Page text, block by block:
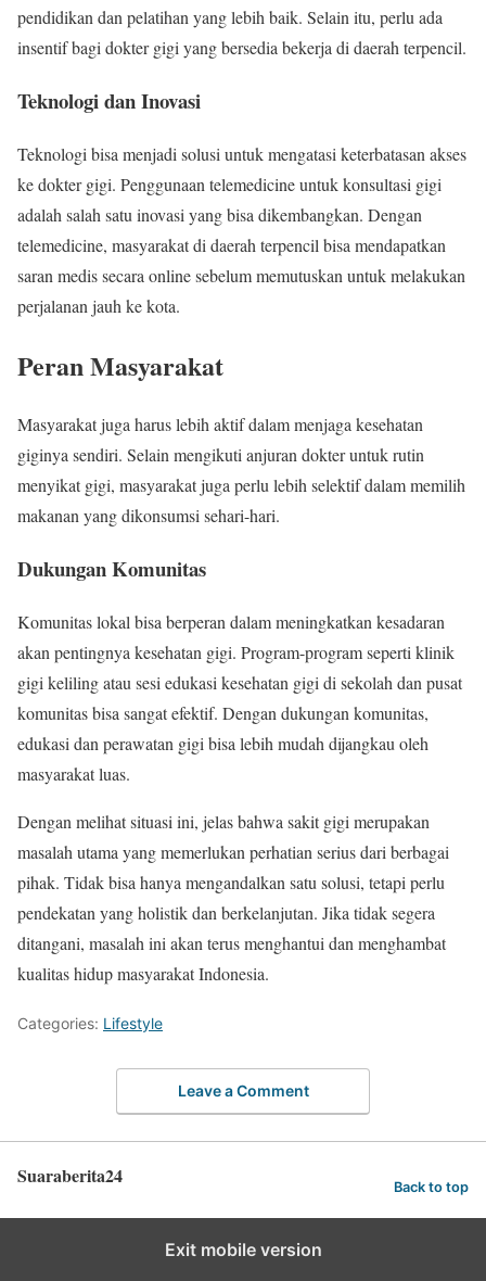
pendidikan dan pelatihan yang lebih baik. Selain itu, perlu ada
insentif bagi dokter gigi yang bersedia bekerja di daerah terpencil.
Teknologi dan Inovasi
Teknologi bisa menjadi solusi untuk mengatasi keterbatasan akses
ke dokter gigi. Penggunaan telemedicine untuk konsultasi gigi
adalah salah satu inovasi yang bisa dikembangkan. Dengan
telemedicine, masyarakat di daerah terpencil bisa mendapatkan
saran medis secara online sebelum memutuskan untuk melakukan
perjalanan jauh ke kota.
Peran Masyarakat
Masyarakat juga harus lebih aktif dalam menjaga kesehatan
giginya sendiri. Selain mengikuti anjuran dokter untuk rutin
menyikat gigi, masyarakat juga perlu lebih selektif dalam memilih
makanan yang dikonsumsi sehari-hari.
Dukungan Komunitas
Komunitas lokal bisa berperan dalam meningkatkan kesadaran
akan pentingnya kesehatan gigi. Program-program seperti klinik
gigi keliling atau sesi edukasi kesehatan gigi di sekolah dan pusat
komunitas bisa sangat efektif. Dengan dukungan komunitas,
edukasi dan perawatan gigi bisa lebih mudah dijangkau oleh
masyarakat luas.
Dengan melihat situasi ini, jelas bahwa sakit gigi merupakan
masalah utama yang memerlukan perhatian serius dari berbagai
pihak. Tidak bisa hanya mengandalkan satu solusi, tetapi perlu
pendekatan yang holistik dan berkelanjutan. Jika tidak segera
ditangani, masalah ini akan terus menghantui dan menghambat
kualitas hidup masyarakat Indonesia.
Categories: Lifestyle
Leave a Comment
Suaraberita24 Back to top
Exit mobile version